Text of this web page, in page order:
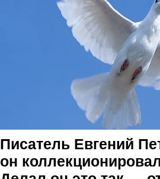
Писатель Евгений
он